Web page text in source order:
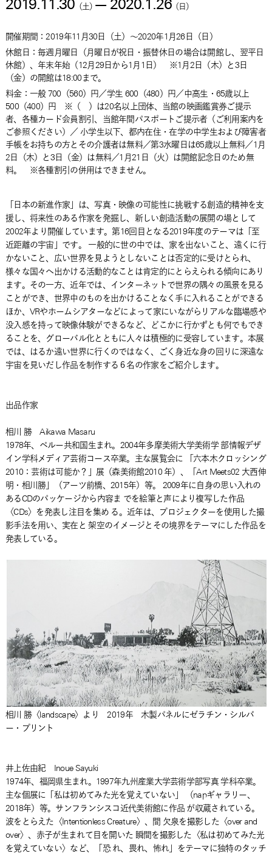
2019.11.30（土）— 2020.1.26（日）
開催期間： 2019年11月30日 （土） ～2020年1月26日 （日 ）
休館日：毎週月曜日（月曜日が祝日・振替休日の場合は開館し、翌平日
休館）、年末年始（12月29日から1月1日） ※1月2日（木）と3日
（金）の開館は18:00まで。
料金： 一般 700（560）円／学生 600（480）円／中高生・65歳以上
500（400）円 ※（ ）は20名以上団体、当館の映画鑑賞券ご提示
者、各種カード会員割引、当館年間パスポートご提示者（ご利用案内を
ご参照ください）／ 小学生以下、都内在住・在学の中学生および障害者
手帳をお持ちの方とその介護者は無料／第3水曜日は65歳以上無料／1月
2日（木）と3日（金）は無料／1月21日（火）は開館記念日のため無
料。 ※各種割引の併用はできません。
「日本の新進作家」は、写真・映像の可能性に挑戦する創造的精神を支
援し、将来性のある作家を発掘し、新しい創造活動の展開の場として
2002年より開催しています。第16回目となる2019年度のテーマは「至
近距離の宇宙」です。 一般的に世の中では、家を出ないこと、遠くに行
かないこと、広い世界を見ようとしないことは否定的に受けとられ、
様々な国々へ出かける活動的なことは肯定的にとらえられる傾向にあり
ます。その一方、近年では、インターネットで世界の隅々の風景を見る
ことができ、世界中のものを出かけることなく手に入れることができる
ほか、VRやホームシアターなどによって家にいながらリアルな臨場感や
没入感を持って映像体験ができるなど、どこかに行かずとも何でもでき
ることを、グローバル化とともに人々は積極的に受容しています。本展
では、はるか遠い世界に行くのではなく、ごく身近な身の回りに深遠な
宇宙を見いだし作品を制作する６名の作家をご紹介します。
出品作家
相川 勝 Aikawa Masaru
1978年、ペルー共和国生まれ。2004年多摩美術大学美術学 部情報デザ
イン学科メディア芸術コース卒業。主な展覧会に 「六本木クロッシング
2010：芸術は可能か？」展（森美術館2010 年）、「Art Meets02 大西伸
明・相川勝」（アーツ前橋、2015年）等。 2009年に自身の思い入れの
あるCDのパッケージから内容ま でを絵筆と声により複写した作品
〈CDs〉を発表し注目を集め る。近年は、プロジェクターを使用した撮
影手法を用い、実在と 架空のイメージとその境界をテーマにした作品を
発表している。
相川 勝〈landscape〉より 2019年 木製パネルにゼラチン・シルバ
ー・プリント
井上佐由紀 Inoue Sayuki
1974年、福岡県生まれ。1997年九州産業大学芸術学部写真 学科卒業。
主な個展に「私は初めてみた光を覚えていない」 （napギャラリー、
2018年）等。サンフランシスコ近代美術館に作品 が収蔵されている。
波をとらえた〈Intentionless Creature〉、間 欠泉を撮影した〈over and
over〉、赤子が生まれて目を開いた 瞬間を撮影した〈私は初めてみた光
を覚えていない〉など、「恐 れ、畏れ、怖れ」をテーマに独特のタッチ